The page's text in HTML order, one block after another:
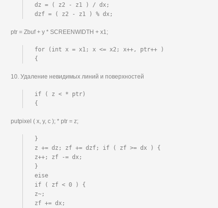
dz = ( z2 - z1 ) / dx;
dzf = ( z2 - z1 ) % dx;
ptr = Zbuf + у * SCREENWIDTH + x1;
for (int x = x1; x <= x2; x++, ptr++ )
{
10. Удаление невидимых линий и поверхностей
if ( z < * ptr)
{
putpixel ( х, у, с ); * ptr = z;
}
z += dz; zf += dzf; if ( zf >= dx ) {
z++; zf -= dx;
}
eise
if ( zf < 0 ) {
z~;
zf += dx;